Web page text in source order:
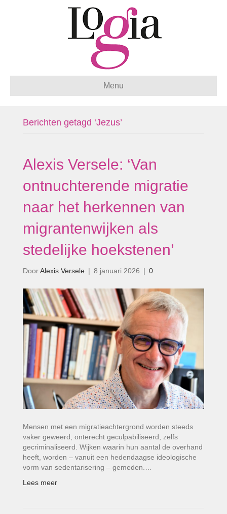
Menu
Berichten getagd ‘Jezus’
Alexis Versele: ‘Van
ontnuchterende migratie
naar het herkennen van
migrantenwijken als
stedelijke hoekstenen’
DoorAlexis Versele | 8 januari 2026 | 0
Mensen met een migratieachtergrond worden steeds
vaker geweerd, onterecht geculpabiliseerd, zelfs
gecriminaliseerd. Wijken waarin hun aantal de overhand
heeft, worden – vanuit een hedendaagse ideologische
vorm van sedentarisering – gemeden.…
Lees meer